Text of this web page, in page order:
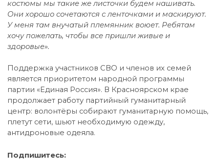
костюмы мы такие же листочки будем нашивать.
Они хорошо сочетаются с ленточками и маскируют.
У меня там внучатый племянник воюет. Ребятам
хочу пожелать, чтобы все пришли живые и
здоровые».
Поддержка участников СВО и членов их семей
является приоритетом народной программы
партии «Единая Россия». В Красноярском крае
продолжает работу партийный гуманитарный
центр: волонтёры собирают гуманитарную помощь,
плетут сети, шьют необходимую одежду,
антидроновые одеяла.
Подпишитесь: